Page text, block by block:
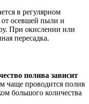
в регулярном
от осевшей пыли и
При окислении или
пересадка.
полива зависит
чаще проводится полив
большого количества